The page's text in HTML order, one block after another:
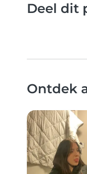
Deel dit
Ontdek